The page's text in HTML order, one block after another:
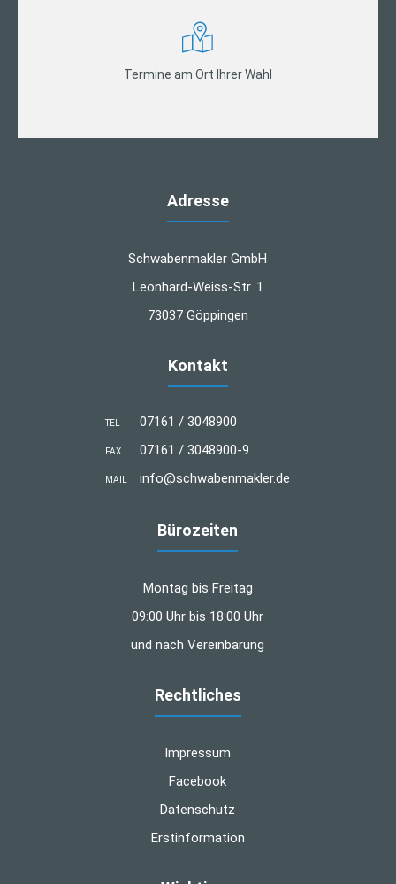
Termine am Ort Ihrer Wahl
Adresse
Schwabenmakler GmbH
Leonhard-Weiss-Str. 1
73037 Göppingen
Kontakt
TEL 07161 / 3048900
FAX 07161 / 3048900-9
MAIL info@schwabenmakler.de
Bürozeiten
Montag bis Freitag
09:00 Uhr bis 18:00 Uhr
und nach Vereinbarung
Rechtliches
Impressum
Facebook
Datenschutz
Erstinformation